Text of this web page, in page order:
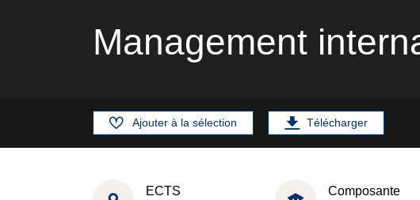
Management
Ajouter à la sélection Télécharger
ECTS Composante